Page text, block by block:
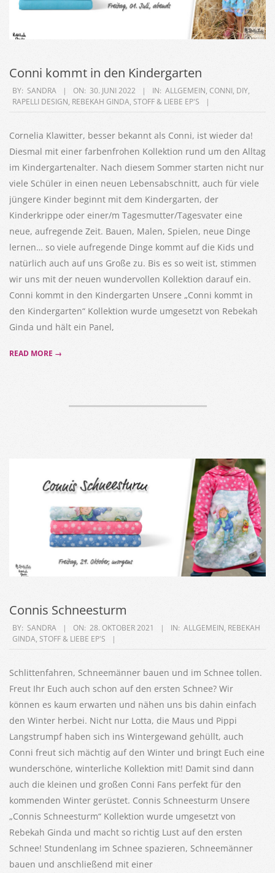
Conni kommt in den Kindergarten
2022-
06-
BY: SANDRA ON: 30. JUNI 2022 IN: ALLGEMEIN, CONNI, DIY,
RAPELLI DESIGN, REBEKAH GINDA, STOFF & LIEBE EP'S
Cornelia Klawitter, besser bekannt als Conni, ist wieder da!
Diesmal mit einer farbenfrohen Kollektion rund um den Alltag
im Kindergartenalter. Nach diesem Sommer starten nicht nur
viele Schüler in einen neuen Lebensabschnitt, auch für viele
jüngere Kinder beginnt mit dem Kindergarten, der
Kinderkrippe oder einer/m Tagesmutter/Tagesvater eine
neue, aufregende Zeit. Bauen, Malen, Spielen, neue Dinge
lernen… so viele aufregende Dinge kommt auf die Kids und
natürlich auch auf uns Große zu. Bis es so weit ist, stimmen
wir uns mit der neuen wundervollen Kollektion darauf ein.
Conni kommt in den Kindergarten Unsere „Conni kommt in
den Kindergarten“ Kollektion wurde umgesetzt von Rebekah
Ginda und hält ein Panel,
READ MORE →
Connis Schneesturm
2021-
10-
BY: SANDRA ON: 28. OKTOBER 2021 IN: ALLGEMEIN, REBEKAH
GINDA, STOFF & LIEBE EP'S
Schlittenfahren, Schneemänner bauen und im Schnee tollen.
Freut Ihr Euch auch schon auf den ersten Schnee? Wir
können es kaum erwarten und nähen uns bis dahin einfach
den Winter herbei. Nicht nur Lotta, die Maus und Pippi
Langstrumpf haben sich ins Wintergewand gehüllt, auch
Conni freut sich mächtig auf den Winter und bringt Euch eine
wunderschöne, winterliche Kollektion mit! Damit sind dann
auch die kleinen und großen Conni Fans perfekt für den
kommenden Winter gerüstet. Connis Schneesturm Unsere
„Connis Schneesturm“ Kollektion wurde umgesetzt von
Rebekah Ginda und macht so richtig Lust auf den ersten
Schnee! Stundenlang im Schnee spazieren, Schneemänner
bauen und anschließend mit einer